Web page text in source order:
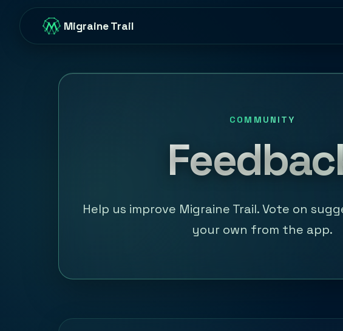
Migraine Trail
COMMUNITY
Help us improve Migraine Trail. Vote on
your own from the app.